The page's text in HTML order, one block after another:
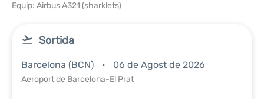
Equip: Airbus A321 (sharklets)
Sortida
Barcelona (BCN) 06 de Agost de 2026
Aeroport de Barcelona-El Prat